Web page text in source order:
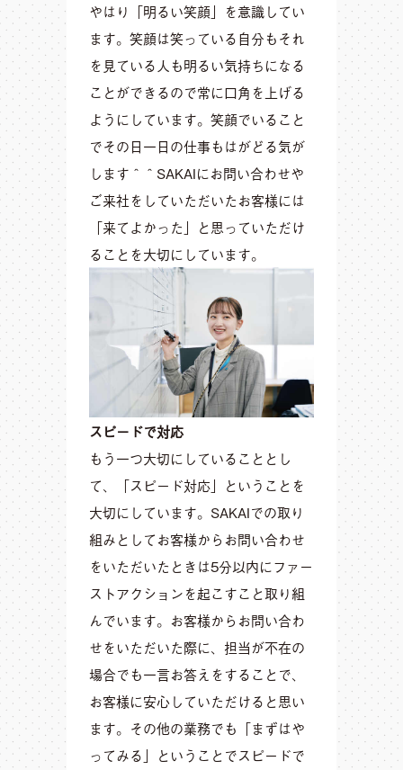
やはり「明るい笑顔」を意識してい
ます。笑顔は笑っている自分もそれ
を見ている人も明るい気持ちになる
ことができるので常に口角を上げる
ようにしています。笑顔でいること
でその日一日の仕事もはがどる気が
します＾＾SAKAIにお問い合わせや
ご来社をしていただいたお客様には
「来てよかった」と思っていただけ
ることを大切にしています。
スピードで対応
もう一つ大切にしていることとし
て、「スピード対応」ということを
大切にしています。SAKAIでの取り
組みとしてお客様からお問い合わせ
をいただいたときは5分以内にファー
ストアクションを起こすこと取り組
んでいます。お客様からお問い合わ
せをいただいた際に、担当が不在の
場合でも一言お答えをすることで、
お客様に安心していただけると思い
ます。その他の業務でも「まずはや
ってみる」ということでスピードで